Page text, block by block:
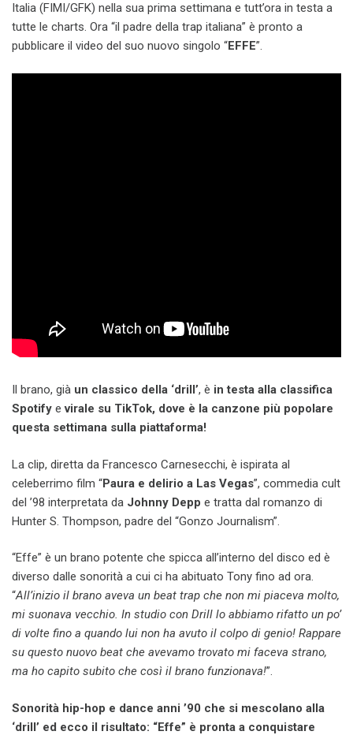
Italia (FIMI/GFK) nella sua prima settimana e tutt’ora in testa a
tutte le charts. Ora “il padre della trap italiana” è pronto a
pubblicare il video del suo nuovo singolo “EFFE”.
Il brano, già un classico della ‘drill’, è in testa alla classifica
Spotify evirale su TikTok, dove è la canzone più popolare
questa settimana sulla piattaforma!
La clip, diretta da Francesco Carnesecchi, è ispirata al
celeberrimo film “Paura e delirio a Las Vegas”, commedia cult
del ’98 interpretata da Johnny Depp e tratta dal romanzo di
Hunter S. Thompson, padre del “Gonzo Journalism”.
“Effe” è un brano potente che spicca all’interno del disco ed è
diverso dalle sonorità a cui ci ha abituato Tony fino ad ora.
“All’inizio il brano aveva un beat trap che non mi piaceva molto,
mi suonava vecchio. In studio con Drill lo abbiamo rifatto un po’
di volte fino a quando lui non ha avuto il colpo di genio! Rappare
su questo nuovo beat che avevamo trovato mi faceva strano,
ma ho capito subito che così il brano funzionava!”.
Sonorità hip-hop e dance anni ’90 che si mescolano alla
‘drill’ ed ecco il risultato: “Effe” è pronta a conquistare